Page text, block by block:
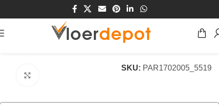
/Vloeren/Laminaat Vloeren
SKU: PAR1702005_5519